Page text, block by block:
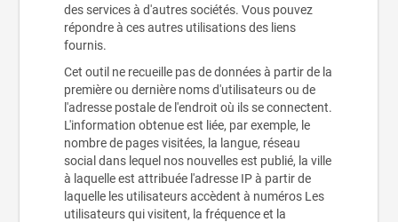
des services à d'autres sociétés. Vous pouvez
répondre à ces autres utilisations des liens
fournis.
Cet outil ne recueille pas de données à partir de la
première ou dernière noms d'utilisateurs ou de
l'adresse postale de l'endroit où ils se connectent.
L'information obtenue est liée, par exemple, le
nombre de pages visitées, la langue, réseau
social dans lequel nos nouvelles est publié, la ville
à laquelle est attribuée l'adresse IP à partir de
laquelle les utilisateurs accèdent à numéros Les
utilisateurs qui visitent, la fréquence et la